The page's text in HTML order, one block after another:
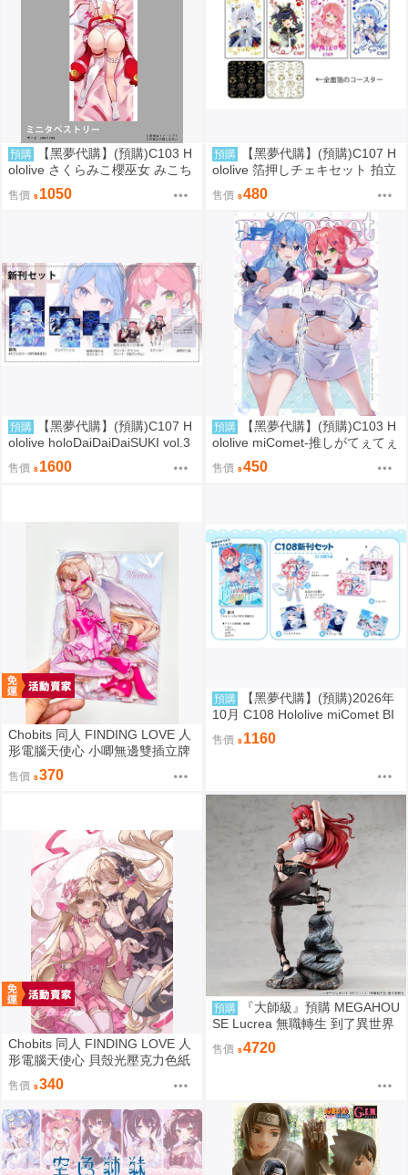
預購
【黑夢代購】(預購)C103 H
ololive さくらみこ櫻巫女 みこち
ミニタペストリー(大) 掛軸 社團
名:空色姉妹 繪師:綾香
售價 1050
預購
【黑夢代購】(預購)C107 H
ololive 箔押しチェキセット 拍立
得風卡片套組 社團名:空色姉妹
繪師:綾香
售價 480
預購
【黑夢代購】(預購)C107 H
ololive holoDaiDaiDaiSUKI vol.3
套組 社團名:空色姉妹 繪師:綾香
售價 1600
預購
【黑夢代購】(預購)C103 H
ololive miComet-推しがてぇてぇ
partⅡ- 社團名:空色姉妹 繪師:綾
香
售價 450
Chobits 同人 FINDING LOVE 人
形電腦天使心 小唧無邊雙插立牌
繪師：Bee Bee
售價 370
預購
【黑夢代購】(預購)2026年
10月 C108 Hololive miComet BI
Gジオラマ 壓克力立牌 社團名:空
色姉妹 繪師:綾香
售價 1160
Chobits 同人 FINDING LOVE 人
形電腦天使心 貝殼光壓克力色紙
姊妹 繪師：Bee Bee
售價 340
預購
『大師級』預購 MEGAHOU
SE Lucrea 無職轉生 到了異世界
就拿出真本事 艾莉絲·格雷拉特
售價 4720